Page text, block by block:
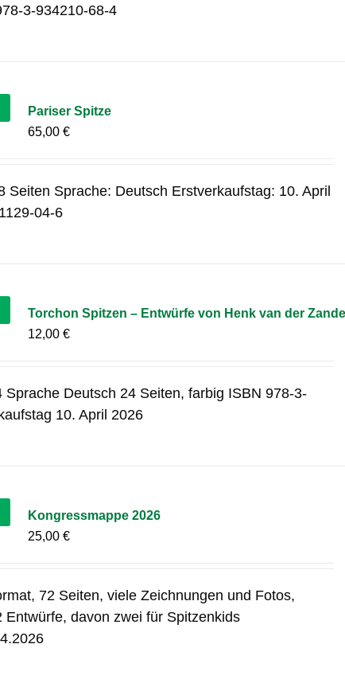
3-934210-68-4
Pariser Spitze
65,00€
Seiten Sprache: Deutsch Erstverkaufstag: 10. April
04-6
Torchon Spitzen – Entwürfe von Henk van der
12,00€
Sprache Deutsch 24 Seiten, farbig ISBN 978-3-
10. April 2026
Kongressmappe 2026
25,00€
72 Seiten, viele Zeichnungen und Fotos,
Entwürfe, davon zwei für Spitzenkids